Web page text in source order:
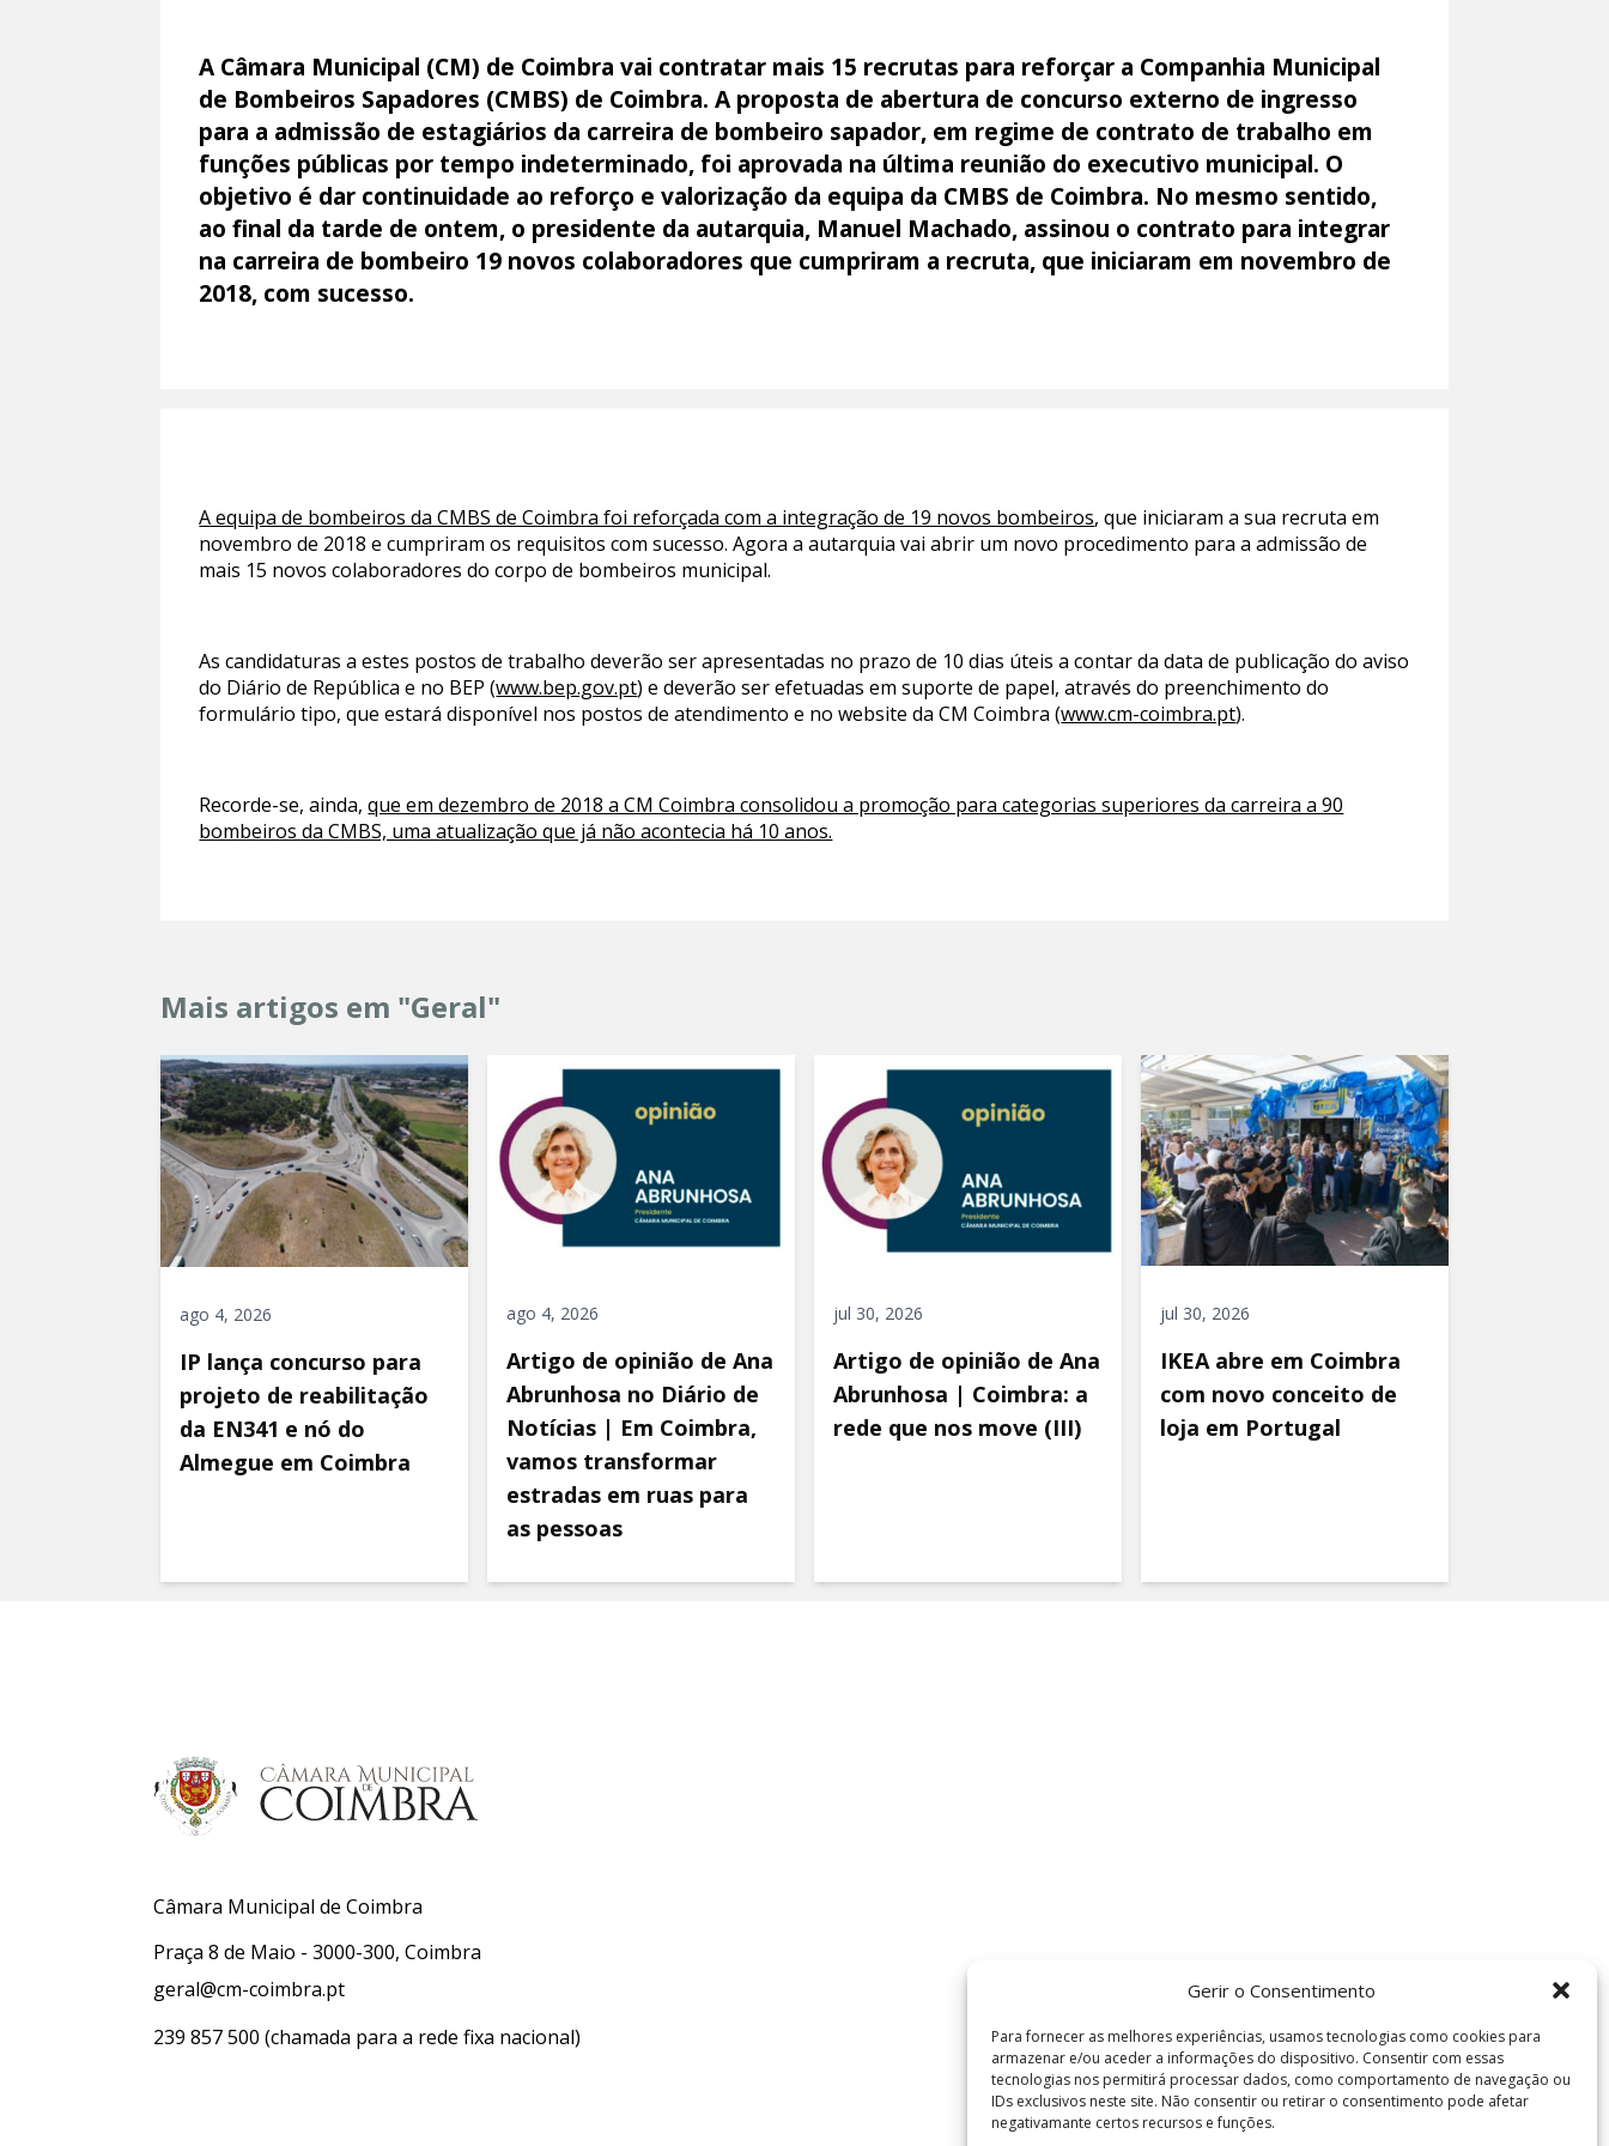
Gerir o Consentimento
Para fornecer as melhores experiências, usamos tecnologias como cookies para
armazenar e/ou aceder a informações do dispositivo. Consentir com essas
tecnologias nos permitirá processar dados, como comportamento de navegação ou
IDs exclusivos neste site. Não consentir ou retirar o consentimento pode afetar
negativamante certos recursos e funções.
A Câmara Municipal (CM) de Coimbra vai contratar mais 15 recrutas para reforçar a Companhia Municipal
de Bombeiros Sapadores (CMBS) de Coimbra. A proposta de abertura de concurso externo de ingresso
para a admissão de estagiários da carreira de bombeiro sapador, em regime de contrato de trabalho em
funções públicas por tempo indeterminado, foi aprovada na última reunião do executivo municipal. O
objetivo é dar continuidade ao reforço e valorização da equipa da CMBS de Coimbra. No mesmo sentido,
ao final da tarde de ontem, o presidente da autarquia, Manuel Machado, assinou o contrato para integrar
na carreira de bombeiro 19 novos colaboradores que cumpriram a recruta, que iniciaram em novembro de
2018, com sucesso.
A equipa de bombeiros da CMBS de Coimbra foi reforçada com a integração de 19 novos bombeiros, que iniciaram a sua recruta em
novembro de 2018 e cumpriram os requisitos com sucesso. Agora a autarquia vai abrir um novo procedimento para a admissão de
mais 15 novos colaboradores do corpo de bombeiros municipal.
As candidaturas a estes postos de trabalho deverão ser apresentadas no prazo de 10 dias úteis a contar da data de publicação do aviso
do Diário de República e no BEP (www.bep.gov.pt) e deverão ser efetuadas em suporte de papel, através do preenchimento do
formulário tipo, que estará disponível nos postos de atendimento e no website da CM Coimbra (www.cm-coimbra.pt).
Recorde-se, ainda,que em dezembro de 2018 a CM Coimbra consolidou a promoção para categorias superiores da carreira a 90
bombeiros da CMBS, uma atualização que já não acontecia há 10 anos.
Mais artigos em "Geral"
ago 4, 2026
IP lança concurso para
projeto de reabilitação
da EN341 e nó do
Almegue em Coimbra
ago 4, 2026
Artigo de opinião de Ana
Abrunhosa no Diário de
Notícias | Em Coimbra,
vamos transformar
estradas em ruas para
as pessoas
jul 30, 2026
Artigo de opinião de Ana
Abrunhosa | Coimbra: a
rede que nos move (III)
jul 30, 2026
IKEA abre em Coimbra
com novo conceito de
loja em Portugal
Câmara Municipal de Coimbra
Praça 8 de Maio - 3000-300, Coimbra
geral@cm-coimbra.pt
239 857 500 (chamada para a rede fixa nacional)